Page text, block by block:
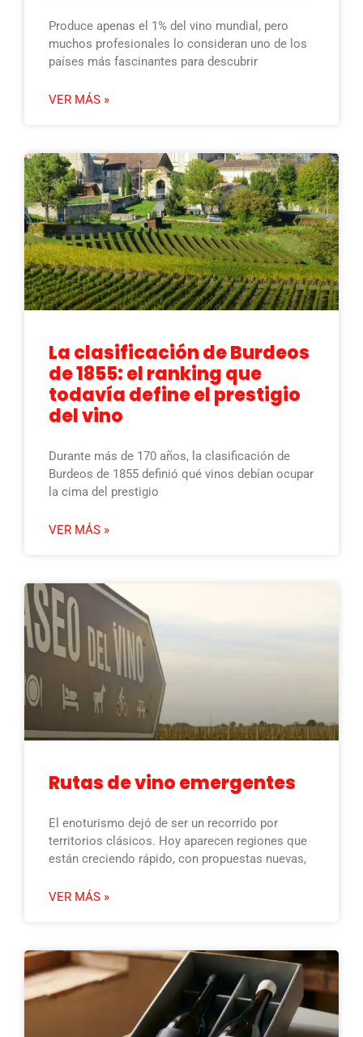
Produce apenas el 1% del vino mundial, pero
muchos profesionales lo consideran uno de los
países más fascinantes para descubrir
VER MÁS »
La clasificación de Burdeos
de 1855: el ranking que
todavía define el prestigio
del vino
Durante más de 170 años, la clasificación de
Burdeos de 1855 definió qué vinos debían ocupar
la cima del prestigio
VER MÁS »
Rutas de vino emergentes
El enoturismo dejó de ser un recorrido por
territorios clásicos. Hoy aparecen regiones que
están creciendo rápido, con propuestas nuevas,
VER MÁS »